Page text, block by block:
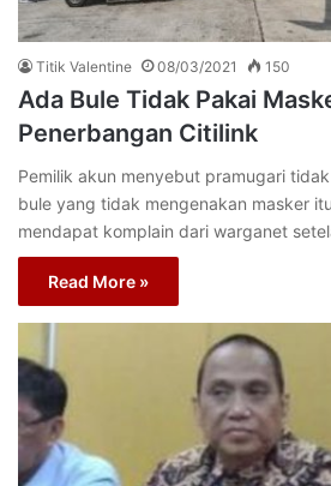
Titik Valentine 08/03/2021 150
Ada Bule Tidak Pakai
Penerbangan Citilink
Pemilik akun menyebut pramugari
bule yang tidak mengenakan masker
mendapat komplain dari warganet
Read More »